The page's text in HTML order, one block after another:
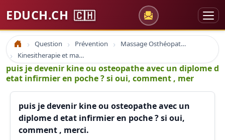
EDUCH.CH 🇨🇭
Accueil Question Prévention
Massage Osthéopathie Kinésiologie
Kinesitherapie et massage
puis je devenir kine ou osteopathe avec un diplome d
etat infirmier en poche ? si oui, comment , mer
puis je devenir kine ou osteopathe avec un
diplome d etat infirmier en poche ? si oui,
comment , merci.